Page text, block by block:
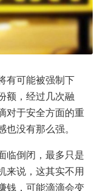
有可能被强制下
额，经过几次融
对于安全方面的重
没有那么强。
临倒闭，最多只是
来说，这其实不用
钱，可能滴滴会变